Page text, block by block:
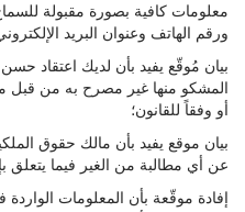
معلومات كافية بصورة مقبولة
ورقم الهاتف وعنوان البريد
بيان مُوقّع يفيد بأن لديك اعتقاد حسن
المشكو منها غير مصرح به من قبل
أو وفقاً للقانون؛
بيان موقع يفيد بأن مالك حقوق
عن أي مطالبة من الغير فيما يتعلق
إفادة موقّعة بأن المعلومات